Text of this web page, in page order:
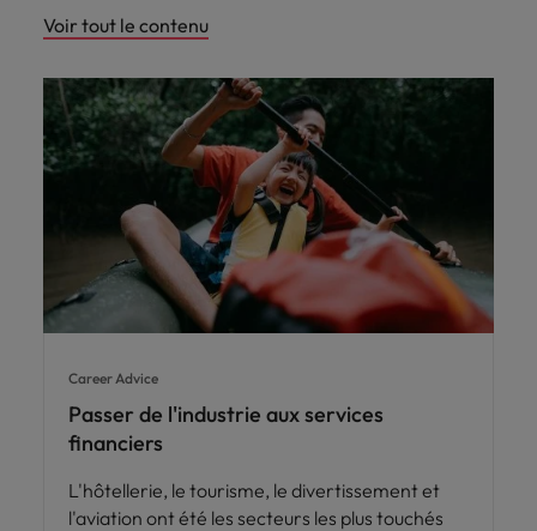
Voir tout le contenu
Career Advice
Passer de l'industrie aux services
financiers
L'hôtellerie, le tourisme, le divertissement et
l'aviation ont été les secteurs les plus touchés